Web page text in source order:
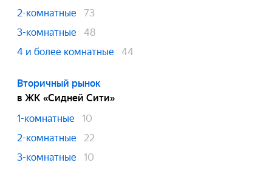
2-комнатные
73
3-комнатные
48
4 и более комнатные
44
Вторичный рынок
в ЖК «Сидней Сити»
1-комнатные
10
2-комнатные
22
3-комнатные
10